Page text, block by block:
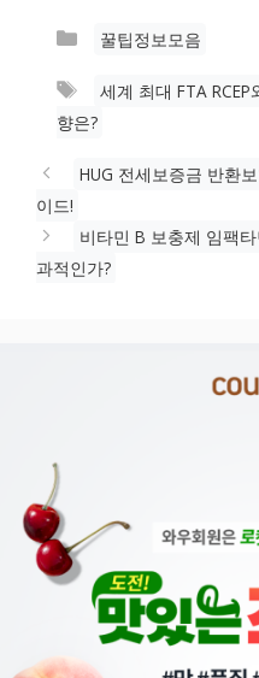
카
고
리
꿀팁정보모음
태
그
세계 최대 FTA
향은?
HUG 전세보증금 반환
이드!
비타민 B 보충제 임팩
과적인가?